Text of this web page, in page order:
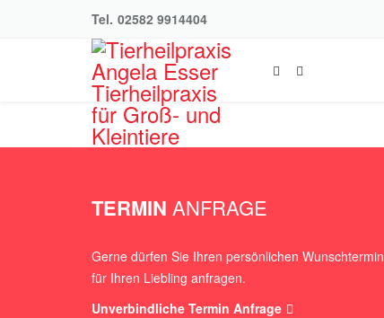
Tel. 02582 9914404
TERMIN ANFRAGE
Gerne dürfen Sie Ihren persönlichen Wunschtermin
für Ihren Liebling anfragen.
Unverbindliche Termin Anfrage